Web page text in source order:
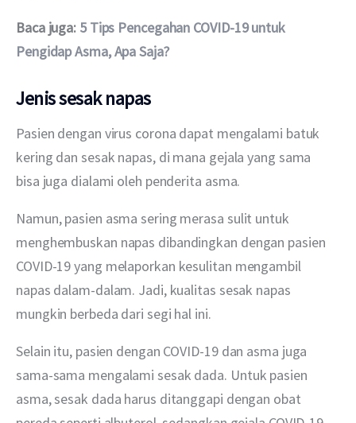
Baca juga: 5 Tips Pencegahan COVID-19 untuk
Pengidap Asma, Apa Saja?
Jenis sesak napas
Pasien dengan virus corona dapat mengalami batuk
kering dan sesak napas, di mana gejala yang sama
bisa juga dialami oleh penderita asma.
Namun, pasien asma sering merasa sulit untuk
menghembuskan napas dibandingkan dengan pasien
COVID-19 yang melaporkan kesulitan mengambil
napas dalam-dalam. Jadi, kualitas sesak napas
mungkin berbeda dari segi hal ini.
Selain itu, pasien dengan COVID-19 dan asma juga
sama-sama mengalami sesak dada. Untuk pasien
asma, sesak dada harus ditanggapi dengan obat